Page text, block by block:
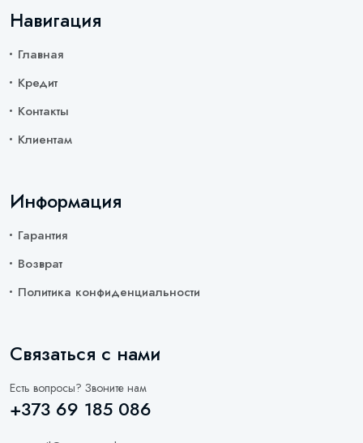
Навигация
Главная
Кредит
Контакты
Клиентам
Информация
Гарантия
Возврат
Политика конфиденциальности
Связаться с нами
Есть вопросы? Звоните нам
+373 69 185 086